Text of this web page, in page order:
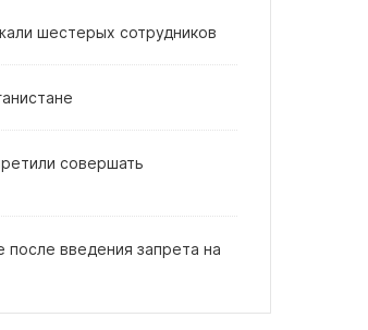
шестерых сотрудников
совершать
введения запрета на